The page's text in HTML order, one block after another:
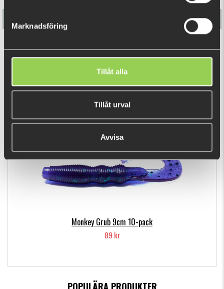
Marknadsföring
Tillåt alla
Tillåt urval
Avvisa
Monkey Ned 7cm 12-pack
89 kr
DU TITTADE NYLIGEN PÅ
Monkey Grub 9cm 10-pack
89 kr